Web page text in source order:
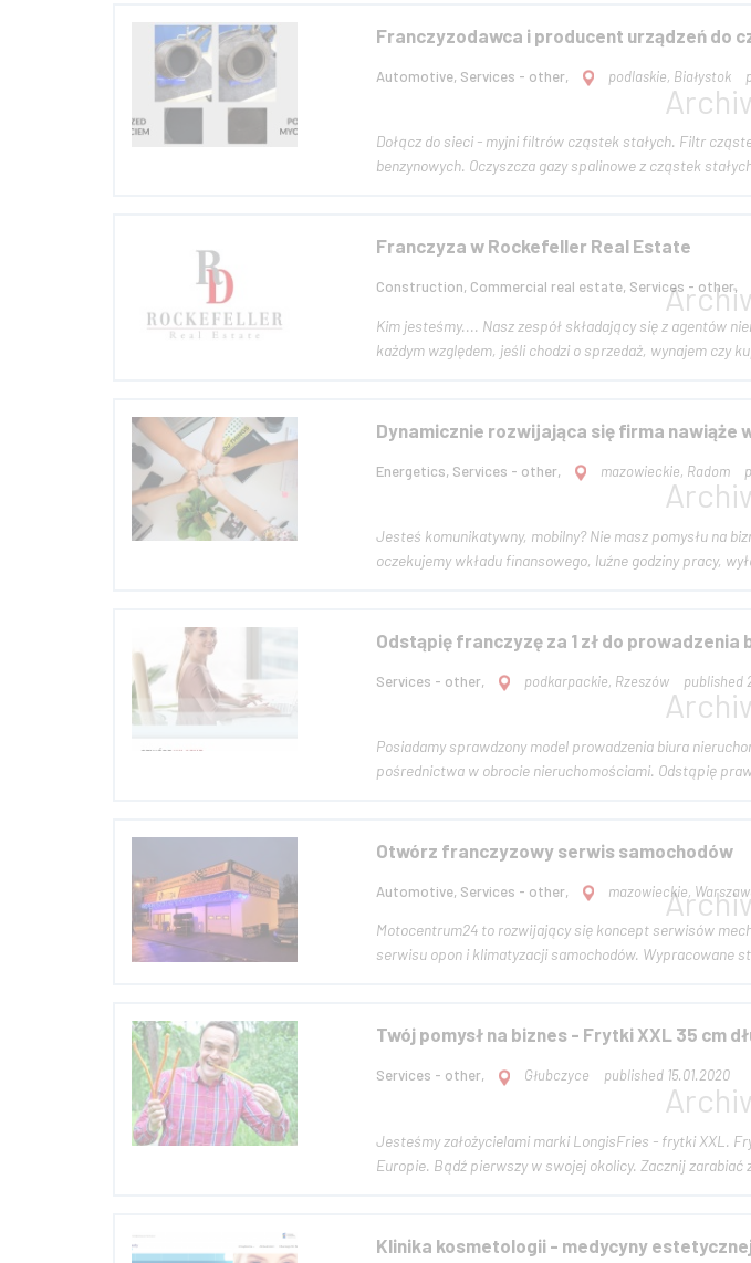
Franczyzodawca i producent urządzeń do
Automotive, Services - other, podlaskie, Białystok
Dołącz do sieci - myjni filtrów cząstek stałych. Filtr cząstek stałych - to filtr montowany w układzie wydechowym silników wysokoprężnych i
benzynowych. Oczyszcza gazy spalinowe z cząstek
Franczyza w Rockefeller Real Estate
Construction, Commercial real estate, Services - other,
Kim jesteśmy.... Nasz zespół składający się z agentów nieruchomości, doradców prawnych oraz działu marketingowego, wspiera naszych klientów pod
każdym względem, jeśli chodzi o sprzedaż, wynajem czy
Dynamicznie rozwijająca się firma nawiąże
Energetics, Services - other, mazowieckie, Radom
Jesteś komunikatywny, mobilny? Nie masz pomysłu na biznes? Ta oferta jest dla Ciebie. Dajemy
oczekujemy wkładu finansowego, luźne godziny pracy,
Odstąpię franczyzę za 1 zł do
Services - other, podkarpackie, Rzeszów published
Posiadamy sprawdzony model prowadzenia biura
pośrednictwa w
Otwórz franczyzowy serwis samochodów
Automotive, Services - other, mazowieckie,
Motocentrum24 to rozwijający się koncept serwisów
serwisu opon i klimatyzacji samochodów. Wypracowane
Twój pomysł na biznes - Frytki XXL 35 cm
Services - other, Głubczyce published 15.01.2020
Jesteśmy założycielami marki LongisFries - frytki XXL.
Klinika kosmetologii - medycyny